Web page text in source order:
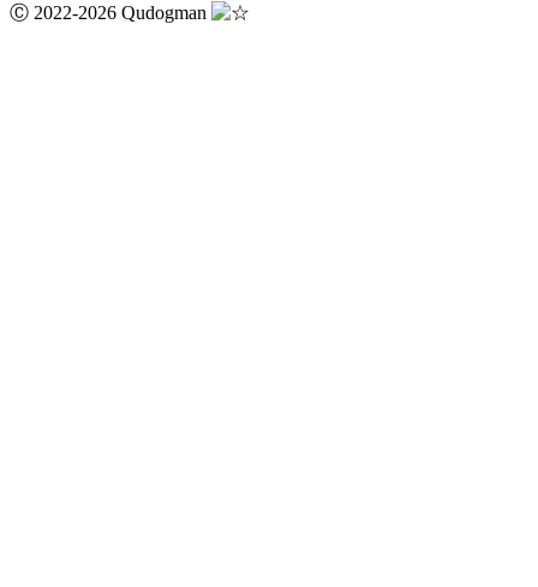
Ⓒ 2022-2026 Qudogman